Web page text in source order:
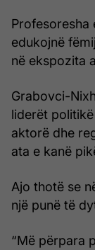
Profesoresha
edukojnë
në ekspozita
Grabovci-
liderët
aktorë dhe
ata e kanë
Ajo thotë se
një punë të
“Më përpara